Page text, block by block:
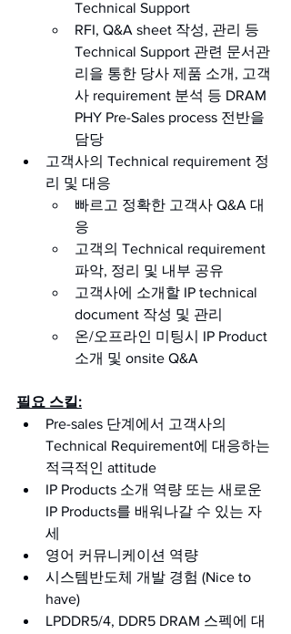
Technical Support
RFI, Q&A sheet 작성, 관리 등
Technical Support 관련 문서관
리을 통한 당사 제품 소개, 고객
사 requirement 분석 등 DRAM
PHY Pre-Sales process 전반을
담당
고객사의 Technical requirement 정
리 및 대응
빠르고 정확한 고객사 Q&A 대
응
고객의 Technical requirement
파악, 정리 및 내부 공유
고객사에 소개할 IP technical
document 작성 및 관리
온/오프라인 미팅시 IP Product
소개 및 onsite Q&A
필요 스킬:
Pre-sales 단계에서 고객사의
Technical Requirement에 대응하는
적극적인 attitude
IP Products 소개 역량 또는 새로운
IP Products를 배워나갈 수 있는 자
세
영어 커뮤니케이션 역량
시스템반도체 개발 경험 (Nice to
have)
LPDDR5/4, DDR5 DRAM 스펙에 대